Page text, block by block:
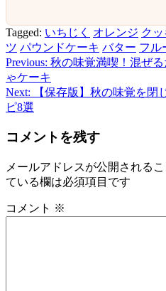
Tagged: いちじく オレンジ ク
ツ パウンドケーキ バター フル
投
稿
ナ
ビ
ー
シ
Previous: 秋の味覚満喫！混ぜ
ゃケーキ
Next:
【保存版】秋の味覚を閉
ピ8選
コメントを残す
メールアドレスが公開されるこ
ている欄は必須項目です
コメント ※